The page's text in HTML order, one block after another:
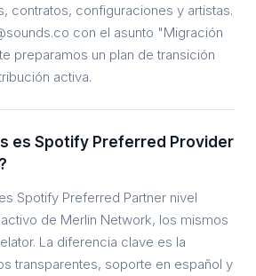
contratos, configuraciones y artistas.
con el asunto "Migración
preparamos un plan de transición
activa.
es Spotify Preferred Provider
Spotify Preferred Partner nivel
de Merlin Network, los mismos
La diferencia clave es la
transparentes, soporte en español y